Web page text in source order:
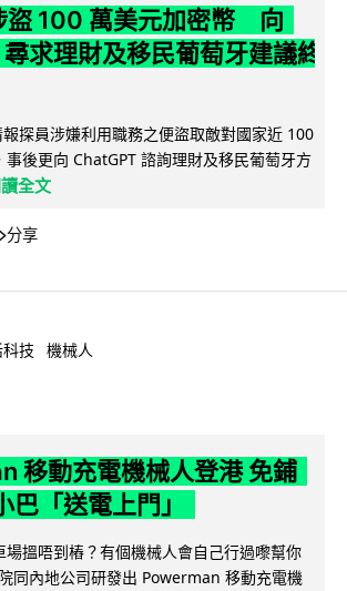
盜 100 萬美元加密幣 向
求理財及移民葡萄牙建議終
探員涉嫌利用職務之便盜取敵對國家近 100
事後更向 ChatGPT 諮詢理財及移民葡萄牙方
全文
分享
技 機械人
移動充電機械人登港 免鋪
巴「送電上門」
場搵唔到樁？有個機械人會自己行過嚟幫你
同內地公司研發出 Powerman 移動充電機